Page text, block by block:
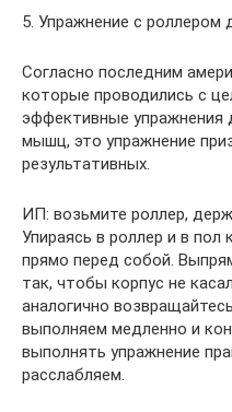
5. Упражнение с роллером
Согласно последним
которые проводились с
эффективные упражнения
мышц, это упражнение
результативных.
ИП: возьмите роллер,
Упираясь в роллер и в пол
прямо перед собой.
так, чтобы корпус не
аналогично
выполняем медленно и
выполнять упражнение
расслабляем.